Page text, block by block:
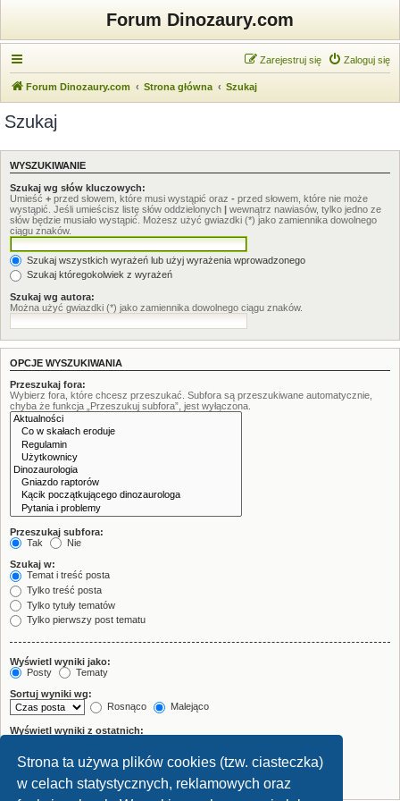
Strona ta używa plików cookies (tzw. ciasteczka)
w celach statystycznych, reklamowych oraz
Forum Dinozaury.com
Zaloguj się
Zarejestruj się
Forum Dinozaury.com Strona główna Szukaj
Szukaj
WYSZUKIWANIE
Szukaj wg słów kluczowych:
Umieść + przed słowem, które musi wystąpić oraz - przed słowem, które nie może
wystąpić. Jeśli umieścisz listę słów oddzielonych | wewnątrz nawiasów, tylko jedno ze
słów będzie musiało wystąpić. Możesz użyć gwiazdki (*) jako zamiennika dowolnego
ciągu znaków.
Szukaj wszystkich wyrażeń lub użyj wyrażenia wprowadzonego
Szukaj któregokolwiek z wyrażeń
Szukaj wg autora:
Można użyć gwiazdki (*) jako zamiennika dowolnego ciągu znaków.
OPCJE WYSZUKIWANIA
Przeszukaj fora:
Wybierz fora, które chcesz przeszukać. Subfora są przeszukiwane automatycznie,
chyba że funkcja „Przeszukuj subfora”, jest wyłączona.
Przeszukaj subfora:
Tak
Nie
Szukaj w:
Temat i treść posta
Tylko treść posta
Tylko tytuły tematów
Tylko pierwszy post tematu
Wyświetl wyniki jako:
Posty
Tematy
Sortuj wyniki wg:
Rosnąco
Malejąco
Wyświetl wyniki z ostatnich:
Wyświetl pierwsze:
znaków w poście